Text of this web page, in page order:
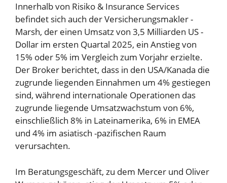
Innerhalb von Risiko & Insurance Services
befindet sich auch der Versicherungsmakler -
Marsh, der einen Umsatz von 3,5 Milliarden US -
Dollar im ersten Quartal 2025, ein Anstieg von
15% oder 5% im Vergleich zum Vorjahr erzielte.
Der Broker berichtet, dass in den USA/Kanada die
zugrunde liegenden Einnahmen um 4% gestiegen
sind, während internationale Operationen das
zugrunde liegende Umsatzwachstum von 6%,
einschließlich 8% in Lateinamerika, 6% in EMEA
und 4% im asiatisch -pazifischen Raum
verursachten.
Im Beratungsgeschäft, zu dem Mercer und Oliver